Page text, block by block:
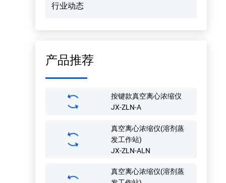
行业动态
产品推荐
按键款真空离心浓缩仪
JX-ZLN-A
真空离心浓缩仪(溶剂蒸
发工作站)
JX-ZLN-ALN
真空离心浓缩仪(溶剂蒸